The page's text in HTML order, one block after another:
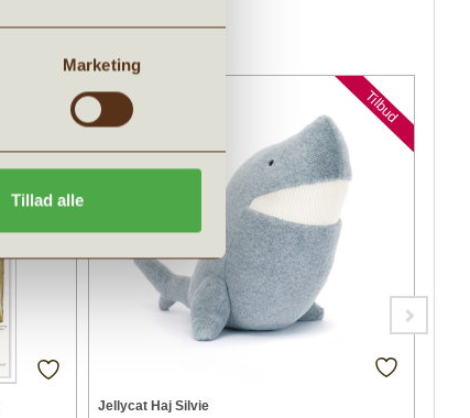
Marketing
Tillad alle
Jellycat Haj Silvie
Tilbud